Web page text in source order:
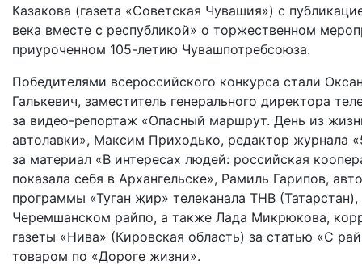
Казакова (газета «Советская Чувашия») с
века вместе с республикой» о торжественном
приуроченном 105-летию Чувашпотребсоюза.
Победителями всероссийского конкурса стали
Галькевич, заместитель генерального директора
за видео-репортаж «Опасный маршрут. День из
автолавки», Максим Приходько, редактор журнала
за материал «В интересах людей: российская
показала себя в Архангельске», Рамиль Гарипов,
программы «Туган җир» телеканала ТНВ
Черемшанском райпо, а также Лада Микрюкова,
газеты «Нива» (Кировская область) за статью «С
товаром по «Дороге жизни».